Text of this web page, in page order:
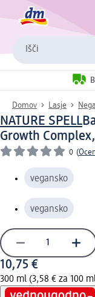
Išči
Domov Lasje
NATURE SPELL
Growth
0 (
vegansko
vegansko
10,75 €
300 ml (3,58 € za 100